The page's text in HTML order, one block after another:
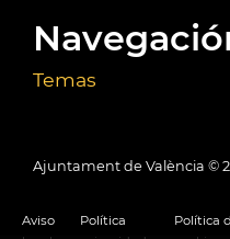
Temas
Ajuntament de València ©
Aviso
Política
Política